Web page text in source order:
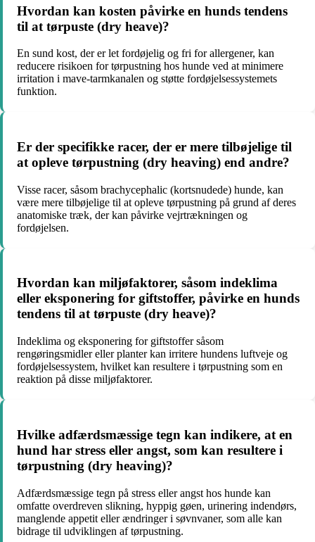
Hvordan kan kosten påvirke en hunds tendens
til at tørpuste (dry heave)?
En sund kost, der er let fordøjelig og fri for allergener, kan
reducere risikoen for tørpustning hos hunde ved at minimere
irritation i mave-tarmkanalen og støtte fordøjelsessystemets
funktion.
Er der specifikke racer, der er mere tilbøjelige til
at opleve tørpustning (dry heaving) end andre?
Visse racer, såsom brachycephalic (kortsnudede) hunde, kan
være mere tilbøjelige til at opleve tørpustning på grund af deres
anatomiske træk, der kan påvirke vejrtrækningen og
fordøjelsen.
Hvordan kan miljøfaktorer, såsom indeklima
eller eksponering for giftstoffer, påvirke en hunds
tendens til at tørpuste (dry heave)?
Indeklima og eksponering for giftstoffer såsom
rengøringsmidler eller planter kan irritere hundens luftveje og
fordøjelsessystem, hvilket kan resultere i tørpustning som en
reaktion på disse miljøfaktorer.
Hvilke adfærdsmæssige tegn kan indikere, at en
hund har stress eller angst, som kan resultere i
tørpustning (dry heaving)?
Adfærdsmæssige tegn på stress eller angst hos hunde kan
omfatte overdreven slikning, hyppig gøen, urinering indendørs,
manglende appetit eller ændringer i søvnvaner, som alle kan
bidrage til udviklingen af tørpustning.